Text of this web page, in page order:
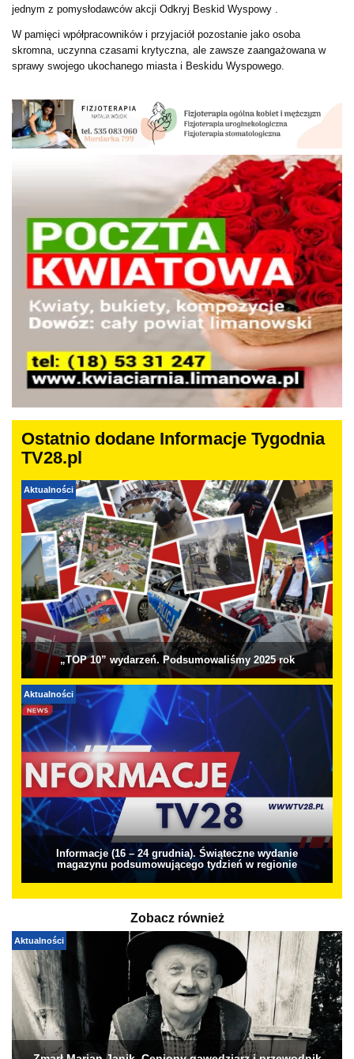
jednym z pomysłodawców akcji Odkryj Beskid Wyspowy .
W pamięci wpółpracowników i przyjaciół pozostanie jako osoba
skromna, uczynna czasami krytyczna, ale zawsze zaangażowana w
sprawy swojego ukochanego miasta i Beskidu Wyspowego.
Ostatnio dodane Informacje Tygodnia
TV28.pl
Aktualności
„TOP 10” wydarzeń. Podsumowaliśmy 2025 rok
Aktualności
Informacje (16 – 24 grudnia). Świąteczne wydanie
magazynu podsumowującego tydzień w regionie
Zobacz również
Aktualności